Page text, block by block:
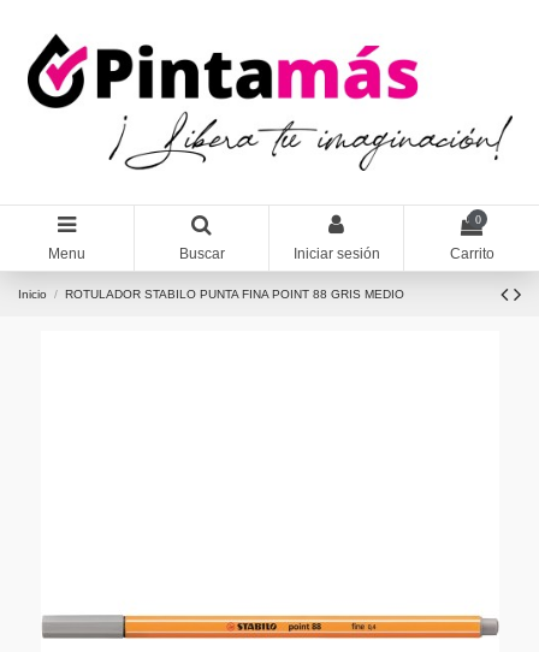
Menu Buscar Iniciar sesión
0
Carrito
Inicio ROTULADOR STABILO PUNTA FINA POINT 88 GRIS MEDIO